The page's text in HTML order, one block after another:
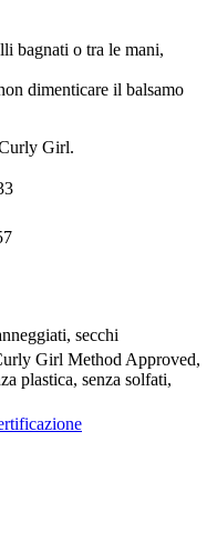
bagnati o tra le mani,
dimenticare il balsamo
Girl.
secchi
Girl Method Approved,
plastica, senza solfati,